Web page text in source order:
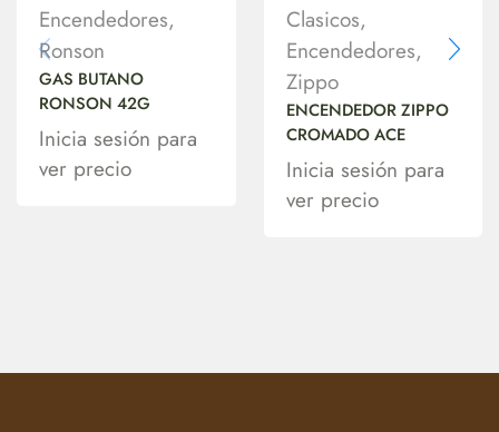
Encendedores,
Ronson
GAS BUTANO
RONSON 42G
Inicia sesión para
ver precio
Clasicos,
Encendedores,
Zippo
ENCENDEDOR ZIPPO
CROMADO ACE
Inicia sesión para
ver precio